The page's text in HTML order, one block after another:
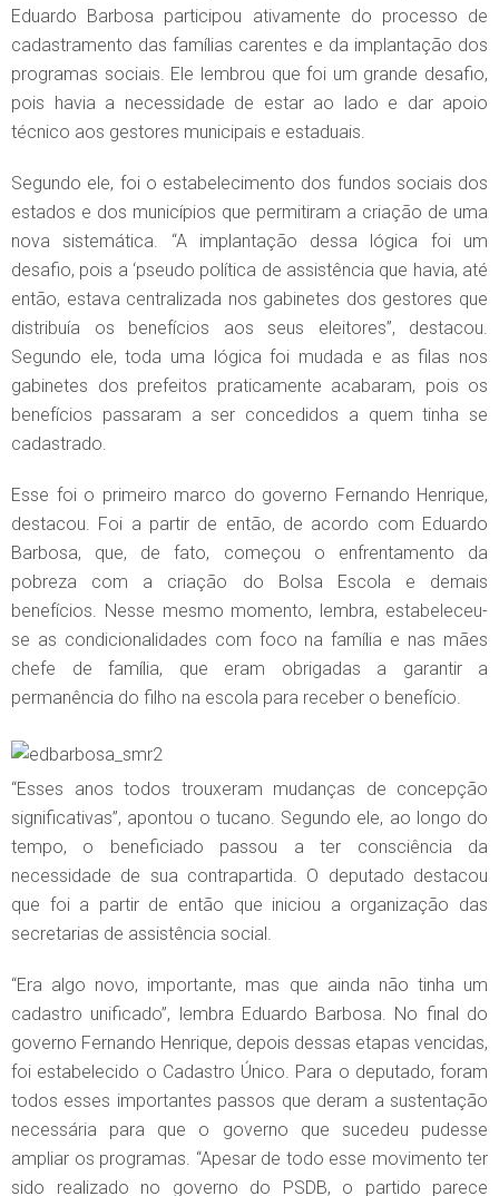
Eduardo Barbosa participou ativamente do processo de
cadastramento das famílias carentes e da implantação dos
programas sociais. Ele lembrou que foi um grande desafio,
pois havia a necessidade de estar ao lado e dar apoio
técnico aos gestores municipais e estaduais.
Segundo ele, foi o estabelecimento dos fundos sociais dos
estados e dos municípios que permitiram a criação de uma
nova sistemática. “A implantação dessa lógica foi um
desafio, pois a ‘pseudo política de assistência que havia, até
então, estava centralizada nos gabinetes dos gestores que
distribuía os benefícios aos seus eleitores”, destacou.
Segundo ele, toda uma lógica foi mudada e as filas nos
gabinetes dos prefeitos praticamente acabaram, pois os
benefícios passaram a ser concedidos a quem tinha se
cadastrado.
Esse foi o primeiro marco do governo Fernando Henrique,
destacou. Foi a partir de então, de acordo com Eduardo
Barbosa, que, de fato, começou o enfrentamento da
pobreza com a criação do Bolsa Escola e demais
benefícios. Nesse mesmo momento, lembra, estabeleceu-
se as condicionalidades com foco na família e nas mães
chefe de família, que eram obrigadas a garantir a
permanência do filho na escola para receber o benefício.
“Esses anos todos trouxeram mudanças de concepção
significativas”, apontou o tucano. Segundo ele, ao longo do
tempo, o beneficiado passou a ter consciência da
necessidade de sua contrapartida. O deputado destacou
que foi a partir de então que iniciou a organização das
secretarias de assistência social.
“Era algo novo, importante, mas que ainda não tinha um
cadastro unificado”, lembra Eduardo Barbosa. No final do
governo Fernando Henrique, depois dessas etapas vencidas,
foi estabelecido o Cadastro Único. Para o deputado, foram
todos esses importantes passos que deram a sustentação
necessária para que o governo que sucedeu pudesse
ampliar os programas. “Apesar de todo esse movimento ter
sido realizado no governo do PSDB, o partido parece